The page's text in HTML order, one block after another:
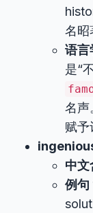
名昭
语言
是“
名声
赋予
中文
例句